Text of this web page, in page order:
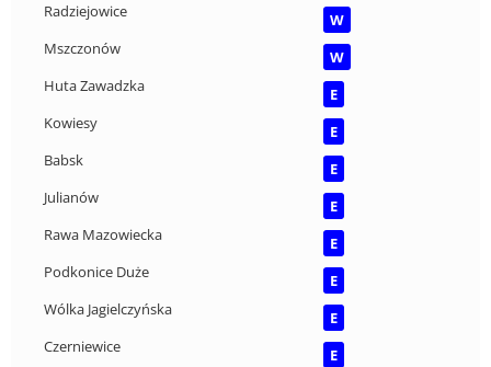
Radziejowice
W
Mszczonów
W
Huta Zawadzka
E
Kowiesy
E
Babsk
E
Julianów
E
Rawa Mazowiecka
E
Podkonice Duże
E
Wólka Jagielczyńska
E
Czerniewice
E